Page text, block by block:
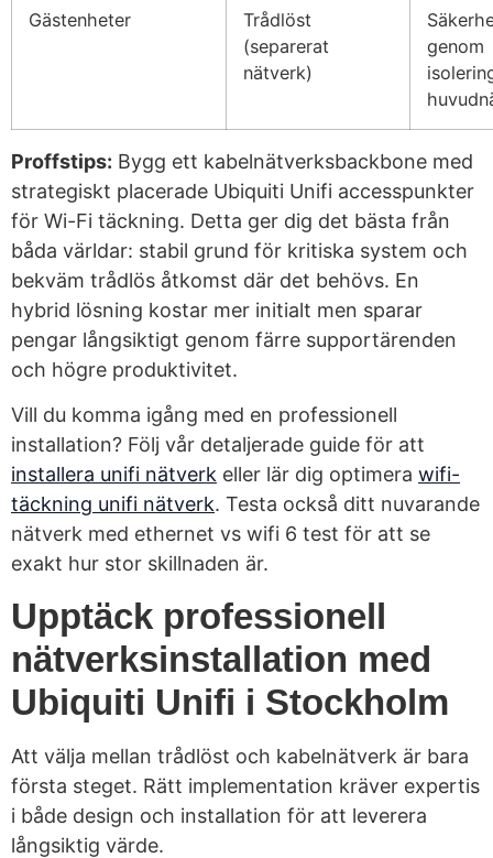
Gästenheter
Trådlöst
(separerat
nätverk)
genom
Proffstips: Bygg ett kabelnätverksbackbone med
strategiskt placerade Ubiquiti Unifi accesspunkter
för Wi-Fi täckning. Detta ger dig det bästa från
båda världar: stabil grund för kritiska system och
bekväm trådlös åtkomst där det behövs. En
hybrid lösning kostar mer initialt men sparar
pengar långsiktigt genom färre supportärenden
och högre produktivitet.
Vill du komma igång med en professionell
installation? Följ vår detaljerade guide för att
installera unifi nätverk eller lär dig optimera wifi-
täckning unifi nätverk. Testa också ditt nuvarande
nätverk med ethernet vs wifi 6 test för att se
exakt hur stor skillnaden är.
Upptäck professionell
nätverksinstallation med
Ubiquiti Unifi i Stockholm
Att välja mellan trådlöst och kabelnätverk är bara
första steget. Rätt implementation kräver expertis
i både design och installation för att leverera
långsiktig värde.